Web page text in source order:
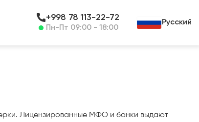
+998 78 113-22-72
Пн-Пт 09:00 - 18:00
Русский
Лицензированные МФО и банки выдают